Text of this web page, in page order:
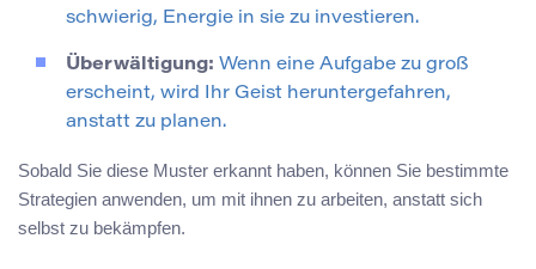
schwierig, Energie in sie zu investieren.
Überwältigung: Wenn eine Aufgabe zu groß
erscheint, wird Ihr Geist heruntergefahren,
anstatt zu planen.
Sobald Sie diese Muster erkannt haben, können Sie bestimmte
Strategien anwenden, um mit ihnen zu arbeiten, anstatt sich
selbst zu bekämpfen.